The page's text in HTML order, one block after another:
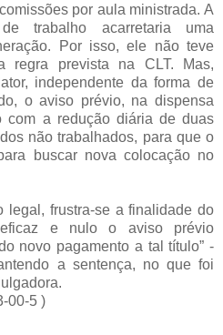
por aula ministrada. A
trabalho acarretaria uma
Por isso, ele não teve
regra prevista na CLT. Mas,
independente da forma de
o aviso prévio, na dispensa
com a redução diária de duas
não trabalhados, para que o
buscar nova colocação no
legal, frustra-se a finalidade do
e nulo o aviso prévio
novo pagamento a tal título” -
a sentença, no que foi
00-5 )